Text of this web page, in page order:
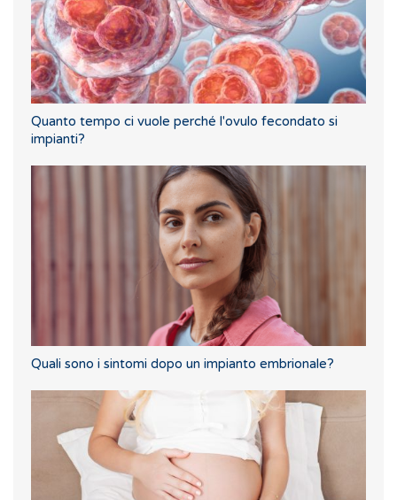
Quanto tempo ci vuole perché l'ovulo fecondato si
impianti?
Quali sono i sintomi dopo un impianto embrionale?